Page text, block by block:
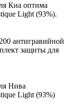
Киа оптима
Light (93%).
антигравийной
защиты для
Нива
Light (93%)